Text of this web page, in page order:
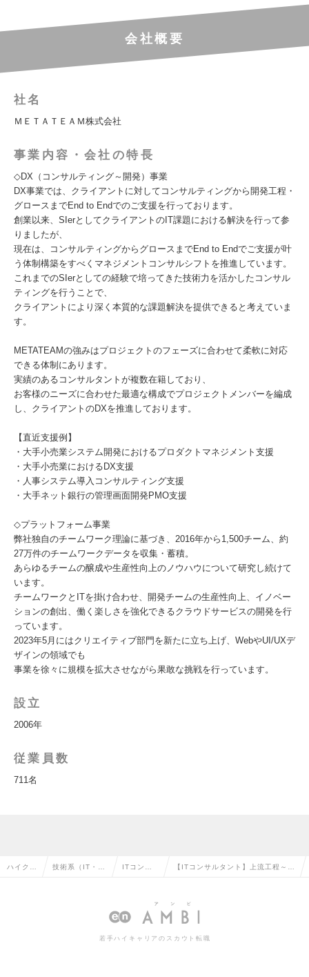
会社概要
社名
ＭＥＴＡＴＥＡＭ株式会社
事業内容・会社の特長
◇DX（コンサルティング～開発）事業
DX事業では、クライアントに対してコンサルティングから開発工程・
グロースまでEnd to Endでのご支援を行っております。
創業以来、SIerとしてクライアントのIT課題における解決を行って参
りましたが、
現在は、コンサルティングからグロースまでEnd to Endでご支援が叶
う体制構築をすべくマネジメントコンサルシフトを推進しています。
これまでのSIerとしての経験で培ってきた技術力を活かしたコンサル
ティングを行うことで、
クライアントにより深く本質的な課題解決を提供できると考えていま
す。
METATEAMの強みはプロジェクトのフェーズに合わせて柔軟に対応
できる体制にあります。
実績のあるコンサルタントが複数在籍しており、
お客様のニーズに合わせた最適な構成でプロジェクトメンバーを編成
し、クライアントのDXを推進しております。
【直近支援例】
・大手小売業システム開発におけるプロダクトマネジメント支援
・大手小売業におけるDX支援
・人事システム導入コンサルティング支援
・大手ネット銀行の管理画面開発PMO支援
◇プラットフォーム事業
弊社独自のチームワーク理論に基づき、2016年から1,500チーム、約
27万件のチームワークデータを収集・蓄積。
あらゆるチームの醸成や生産性向上のノウハウについて研究し続けて
います。
チームワークとITを掛け合わせ、開発チームの生産性向上、イノベー
ションの創出、働く楽しさを強化できるクラウドサービスの開発を行
っています。
2023年5月にはクリエイティブ部門を新たに立ち上げ、WebやUI/UXデ
ザインの領域でも
事業を徐々に規模を拡大させながら果敢な挑戦を行っています。
設立
2006年
従業員数
711名
ハイクラ 技術系（IT・W ITコンサ
の転職
【ITコンサルタント】上流工程～開
求人情報
若手ハイキャリアのスカウト転職